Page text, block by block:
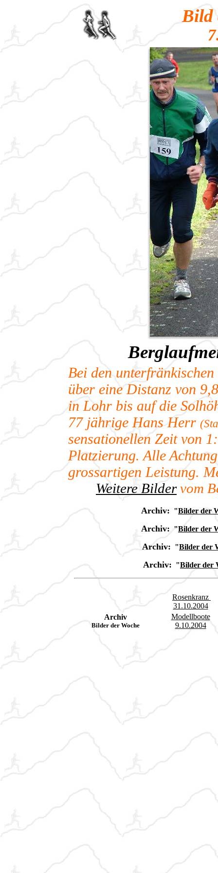
Bild
Bei den
über eine Distanz von
in Lohr bis auf die
77 jährige Hans Herr
sensationellen Zeit von
Platzierung. Alle
grossartigen Leistung.
Weitere Bildervom
Archiv: "Bilder der
Archiv: "Bilder der
Archiv: "Bilder der
Archiv: "Bilder der
Rosenkranz
31.10.2004
Archiv
Bilder der Woche
Modellboote
9.10.2004